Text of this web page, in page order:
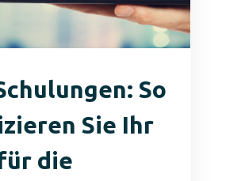
So
Sie Ihr
die